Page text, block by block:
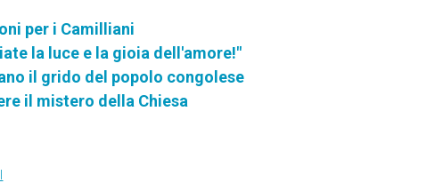
per i Camilliani
la luce e la gioia dell'amore!"
il grido del popolo congolese
il mistero della Chiesa